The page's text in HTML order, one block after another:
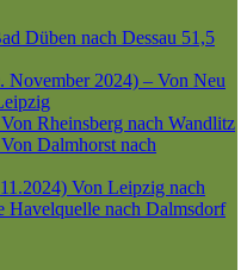
Düben nach Dessau 51,5
November 2024) – Von Neu
Rheinsberg nach Wandlitz
Dalmhorst nach
Von Leipzig nach
Havelquelle nach Dalmsdorf